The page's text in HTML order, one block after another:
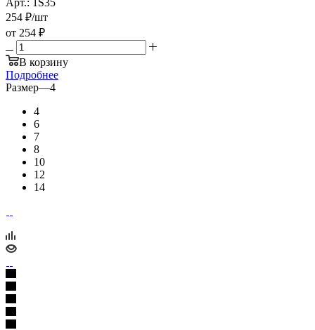
254 ₽/шт
от 254 ₽
В корзину
Подробнее
Размер—4
4
6
7
8
10
12
14